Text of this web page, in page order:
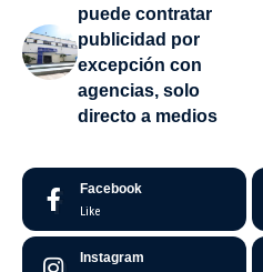
puede contratar
publicidad por
excepción con
agencias, solo
directo a medios
Facebook
Like
Instagram